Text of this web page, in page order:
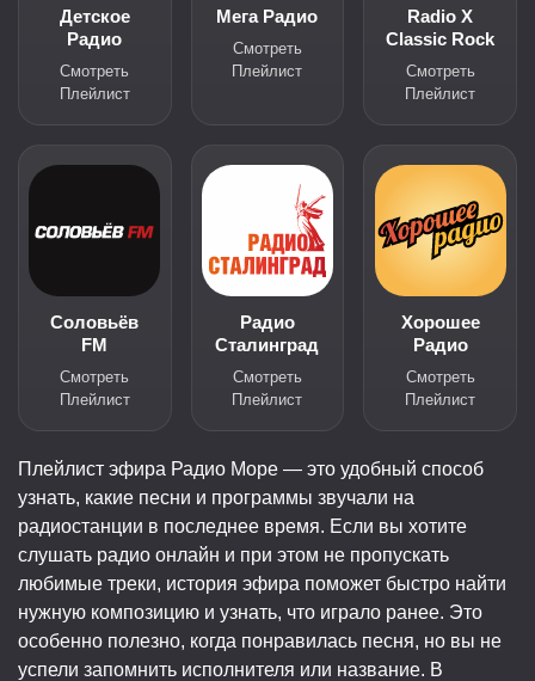
Детское
Радио
Смотреть
Плейлист
Мега Радио
Смотреть
Плейлист
Radio X
Classic Rock
Смотреть
Плейлист
Соловьёв
FM
Смотреть
Плейлист
Радио
Сталинград
Смотреть
Плейлист
Хорошее
Радио
Смотреть
Плейлист
Плейлист эфира Радио Море — это удобный способ
узнать, какие песни и программы звучали на
радиостанции в последнее время. Если вы хотите
слушать радио онлайн и при этом не пропускать
любимые треки, история эфира поможет быстро найти
нужную композицию и узнать, что играло ранее. Это
особенно полезно, когда понравилась песня, но вы не
успели запомнить исполнителя или название. В